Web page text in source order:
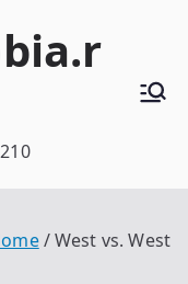
West vs. West